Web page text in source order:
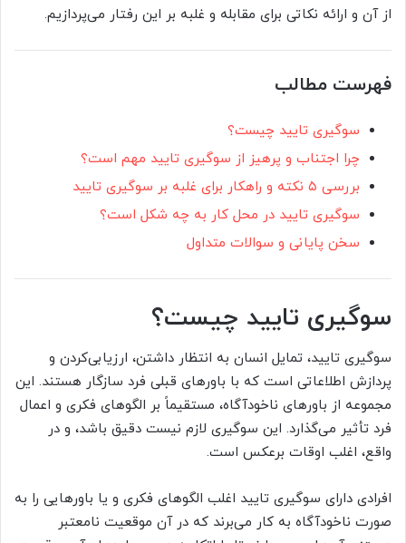
از آن و ارائه نکاتی برای مقابله و غلبه بر این رفتار می‌پردازیم.
فهرست مطالب
سوگیری تایید چیست؟
چرا اجتناب و پرهیز از سوگیری تایید مهم است؟
بررسی ۵ نکته و راهکار برای غلبه بر سوگیری تایید
سوگیری تایید در محل کار به چه شکل است؟
سخن پایانی و سوالات متداول
سوگیری تایید چیست؟
سوگیری تایید، تمایل انسان به انتظار داشتن، ارزیابی‌کردن و
پردازش اطلاعاتی است که با باورهای قبلی فرد سازگار هستند. این
مجموعه از باورهای ناخودآگاه، مستقیماً بر الگوهای فکری و اعمال
فرد تأثیر می‌گذارد. این سوگیری لازم نیست دقیق باشد، و در
واقع، اغلب اوقات برعکس است.
افرادی دارای سوگیری تایید اغلب الگوهای فکری و یا باورهایی را به
صورت ناخودآگاه به کار می‌برند که در آن موقعیت نامعتبر